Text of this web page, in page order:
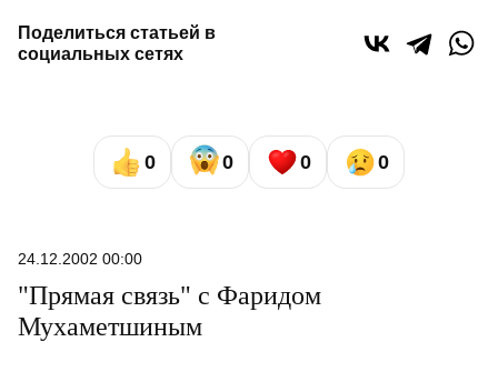
Поделиться статьей в
социальных сетях
0 0 0 0
24.12.2002 00:00
"Прямая связь" с Фаридом
Мухаметшиным